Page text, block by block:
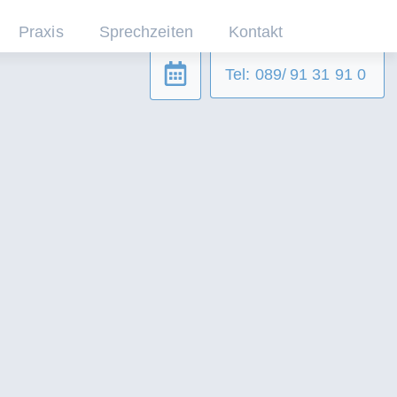
Praxis Sprechzeiten Kontakt
Tel: 089/ 91 31 91 0